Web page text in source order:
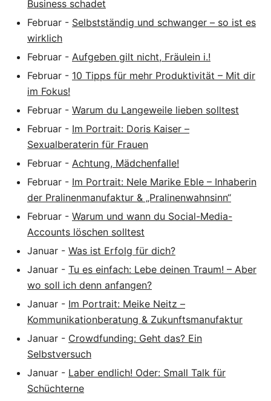
Business schadet
Februar - Selbstständig und schwanger – so ist es
wirklich
Februar - Aufgeben gilt nicht, Fräulein i.!
Februar - 10 Tipps für mehr Produktivität – Mit dir
im Fokus!
Februar - Warum du Langeweile lieben solltest
Februar - Im Portrait: Doris Kaiser –
Sexualberaterin für Frauen
Februar - Achtung, Mädchenfalle!
Februar - Im Portrait: Nele Marike Eble – Inhaberin
der Pralinenmanufaktur & „Pralinenwahnsinn“
Februar - Warum und wann du Social-Media-
Accounts löschen solltest
Januar - Was ist Erfolg für dich?
Januar - Tu es einfach: Lebe deinen Traum! – Aber
wo soll ich denn anfangen?
Januar - Im Portrait: Meike Neitz –
Kommunikationberatung & Zukunftsmanufaktur
Januar - Crowdfunding: Geht das? Ein
Selbstversuch
Januar - Laber endlich! Oder: Small Talk für
Schüchterne